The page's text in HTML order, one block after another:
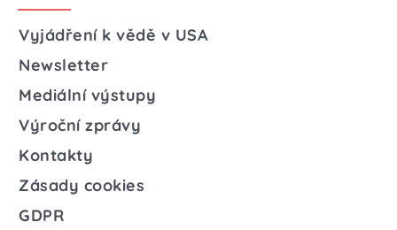
Vyjádření k vědě v USA
Newsletter
Mediální výstupy
Výroční zprávy
Kontakty
Zásady cookies
GDPR